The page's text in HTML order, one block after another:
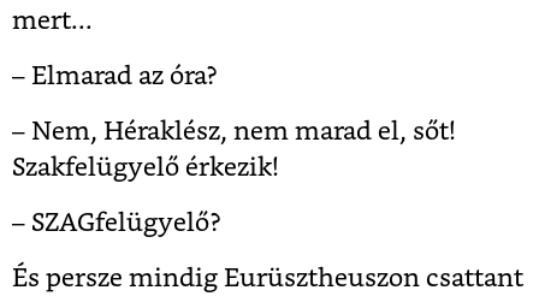
mert...
– Elmarad az óra?
– Nem, Héraklész, nem marad el, sőt!
Szakfelügyelő érkezik!
– SZAGfelügyelő?
És persze mindig Eurüsztheuszon csattant